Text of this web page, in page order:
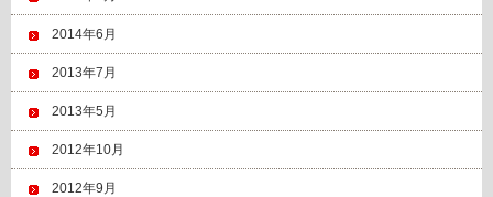
2014年6月
2013年7月
2013年5月
2012年10月
2012年9月